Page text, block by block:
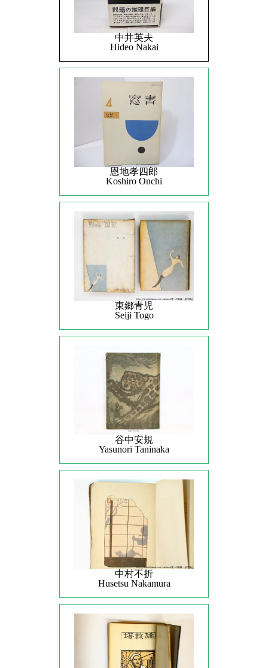
中井英夫
Hideo Nakai
恩地孝四郎
Koshiro Onchi
東郷青児
Seiji Togo
谷中安規
Yasunori Taninaka
中村不折
Husetsu Nakamura